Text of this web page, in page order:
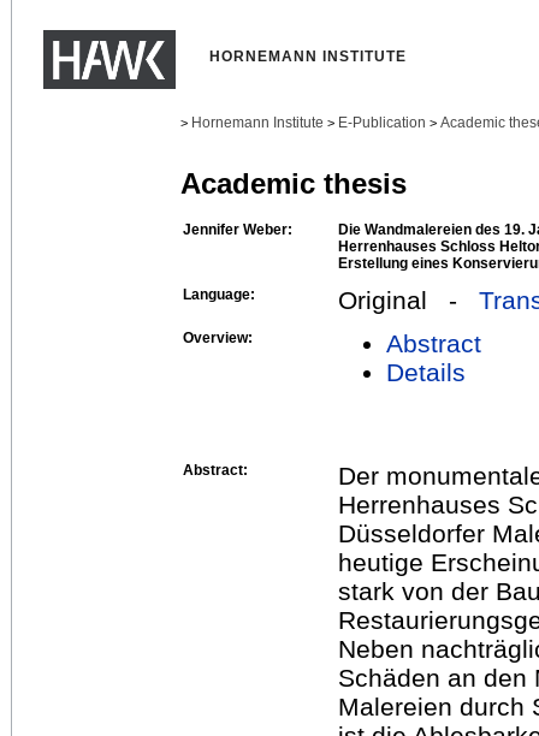
HORNEMANN INSTITUTE
> Hornemann Institute > E-Publication > Academic
Academic thesis
Jennifer Weber:
Die Wandmalereien des 19.
Herrenhauses Schloss
Erstellung eines
Language:
Original -
Overview:
Abstract
Details
Abstract:
Der
Herrenhauses
Düsseldorfer
heutige
stark von der
Neben
Schäden an den
Malereien durch